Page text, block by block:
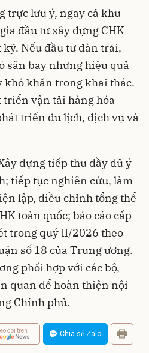
trực lưu ý, ngay cả khu
đầu tư xây dựng CHK
Nếu đầu tư dàn trải,
sân bay nhưng hiệu quả
khó khăn trong khai thác.
triển vận tải hàng hóa
triển du lịch, dịch vụ và
dựng tiếp thu đầy đủ ý
tiếp tục nghiên cứu, làm
lập, điều chỉnh tổng thể
toàn quốc; báo cáo cấp
trong quý II/2026 theo
số 18 của Trung ương.
phối hợp với các bộ,
quan để hoàn thiện nội
Chính phủ.
dõi trên Chia sẻ Zalo